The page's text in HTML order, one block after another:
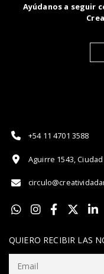
Ayúdanos a seguir
+54 11 4701 3588
Aguirre 1543,
QUIERO RECIBIR LAS